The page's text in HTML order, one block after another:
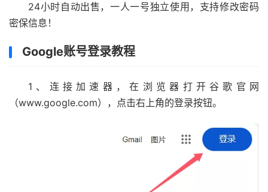
24小时自动出售，一人一号独立使用，支持修改密码
密保信息！
Google账号登录教程
1、连接加速器，在浏览器打开谷歌官网
（www.google.com），点击右上角的登录按钮。